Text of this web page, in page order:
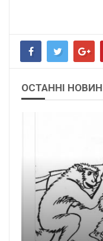
ОСТАННІ